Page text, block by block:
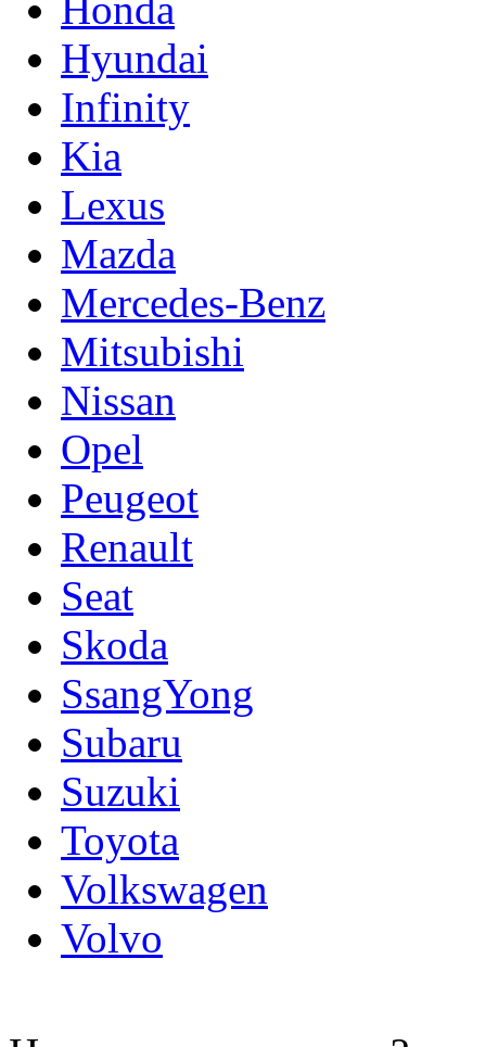
Hyundai
Infinity
Kia
Lexus
Mazda
Mercedes-Benz
Mitsubishi
Nissan
Opel
Peugeot
Renault
Seat
Skoda
SsangYong
Subaru
Suzuki
Toyota
Volkswagen
Volvo